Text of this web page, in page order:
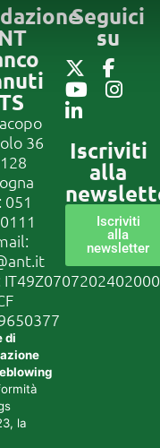
36
051
di
la
Seguici
su
Iscriviti
alla
Iscriviti
alla
newsletter